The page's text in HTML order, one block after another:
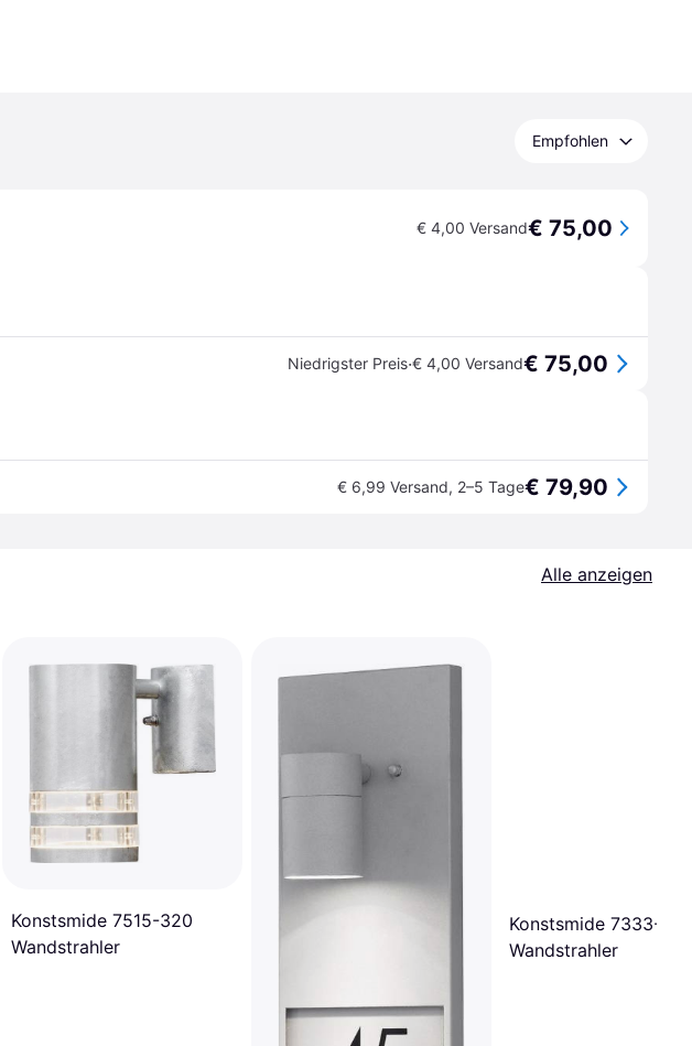
Empfohlen
€ 4,00 Versand€ 75,00
Niedrigster Preis·€ 4,00 Versand€ 75,00
€ 6,99 Versand, 2–5 Tage€ 79,90
Alle anzeigen
Konstsmide 7515-320
Wandstrahler
Konstsmide 7333-
Wandstrahler